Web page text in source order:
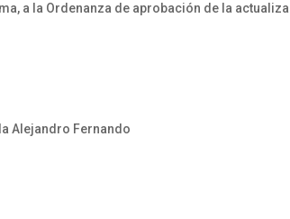
a la Ordenanza de aprobación de la
Alejandro Fernando